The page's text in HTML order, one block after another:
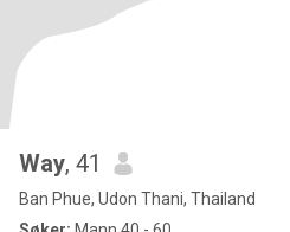
Way, 41
Ban Phue, Udon Thani, Thailand